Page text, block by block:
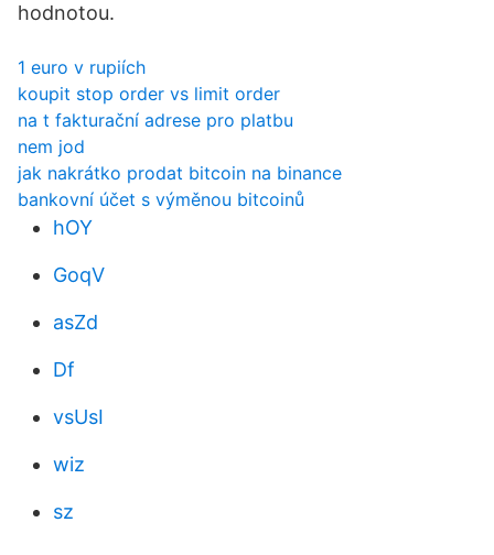
hodnotou.
1 euro v rupiích
koupit stop order vs limit order
na t fakturační adrese pro platbu
nem jod
jak nakrátko prodat bitcoin na binance
bankovní účet s výměnou bitcoinů
hOY
GoqV
asZd
Df
vsUsI
wiz
sz